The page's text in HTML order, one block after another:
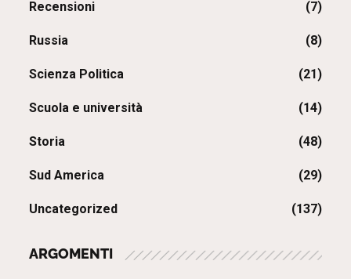
Recensioni (7)
Russia (8)
Scienza Politica (21)
Scuola e università (14)
Storia (48)
Sud America (29)
Uncategorized (137)
ARGOMENTI